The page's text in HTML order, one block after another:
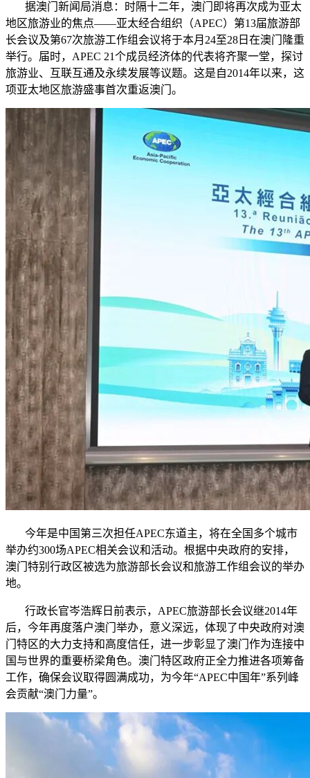
据澳门新闻局消息：时隔十二年，澳门即将再次成为亚太
地区旅游业的焦点——亚太经合组织（APEC）第13届旅游部
长会议及第67次旅游工作组会议将于本月24至28日在澳门隆重
举行。届时，APEC 21个成员经济体的代表将齐聚一堂，探讨
旅游业、互联互通及永续发展等议题。这是自2014年以来，这
项亚太地区旅游盛事首次重返澳门。
今年是中国第三次担任APEC东道主，将在全国多个城市
举办约300场APEC相关会议和活动。根据中央政府的安排，
澳门特别行政区被选为旅游部长会议和旅游工作组会议的举办
地。
行政长官岑浩辉日前表示，APEC旅游部长会议继2014年
后，今年再度落户澳门举办，意义深远，体现了中央政府对澳
门特区的大力支持和高度信任，进一步彰显了澳门作为连接中
国与世界的重要桥梁角色。澳门特区政府正全力推进各项筹备
工作，确保会议取得圆满成功，为今年“APEC中国年”系列峰
会贡献“澳门力量”。